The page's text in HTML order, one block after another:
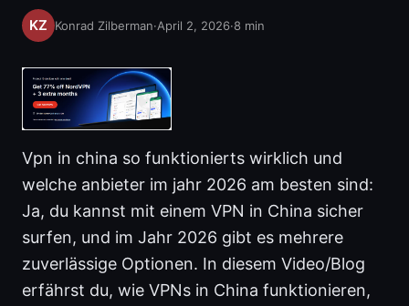
Konrad Zilberman·April 2, 2026·8 min
Vpn in china so funktionierts wirklich und
welche anbieter im jahr 2026 am besten sind:
Ja, du kannst mit einem VPN in China sicher
surfen, und im Jahr 2026 gibt es mehrere
zuverlässige Optionen. In diesem Video/Blog
erfährst du, wie VPNs in China funktionieren,